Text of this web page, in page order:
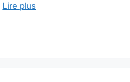
Lire plus